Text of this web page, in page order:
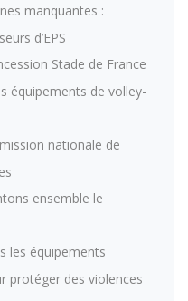
manquantes :
d’EPS
Stade de France
équipements de volley-
nationale de
ensemble le
les équipements
protéger des violences